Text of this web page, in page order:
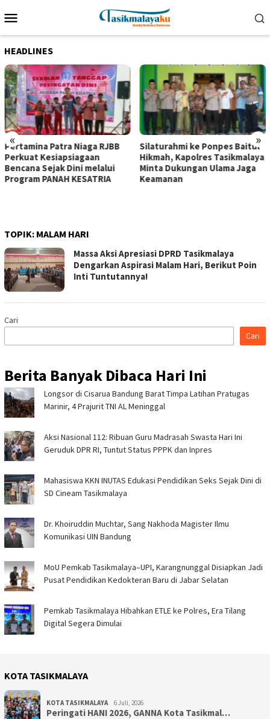
ke
Mobile
HEADLINES
« »
Pertamina Patra Niaga RJBB
Perkuat Kesiapsiagaan
Bencana Sejak Dini melalui
Program PANAH KESATRIA
Silaturahmi ke Ponpes Baitul
Hikmah, Kapolres Tasikmalaya
Minta Dukungan Ulama Jaga
Keamanan
TOPIK: MALAM HARI
Massa Aksi Apresiasi DPRD Tasikmalaya
Dengarkan Aspirasi Malam Hari, Berikut Poin
Inti Tuntutannya!
Cari
Cari
Berita Banyak Dibaca Hari Ini
Longsor di Cisarua Bandung Barat Timpa Latihan Pra­tugas
Marinir, 4 Prajurit TNI AL Meninggal
Aksi Nasional 112: Ribuan Guru Madrasah Swasta Hari Ini
Geruduk DPR RI, Tuntut Status PPPK dan Inpres
Mahasiswa KKN INUTAS Edukasi Pendidikan Seks Sejak Dini di
SD Cineam Tasikmalaya
Dr. Khoiruddin Muchtar, Sang Nakhoda Magister Ilmu
Komunikasi UIN Bandung
MoU Pemkab Tasikmalaya–UPI, Karangnunggal Disiapkan Jadi
Pusat Pendidikan Kedokteran Baru di Jabar Selatan
Pemkab Tasikmalaya Hibahkan ETLE ke Polres, Era Tilang
Digital Segera Dimulai
KOTA TASIKMALAYA
KOTA TASIKMALAYA 6 Juli, 2026
Peringati HANI 2026, GANNA Kota Tasikmal…